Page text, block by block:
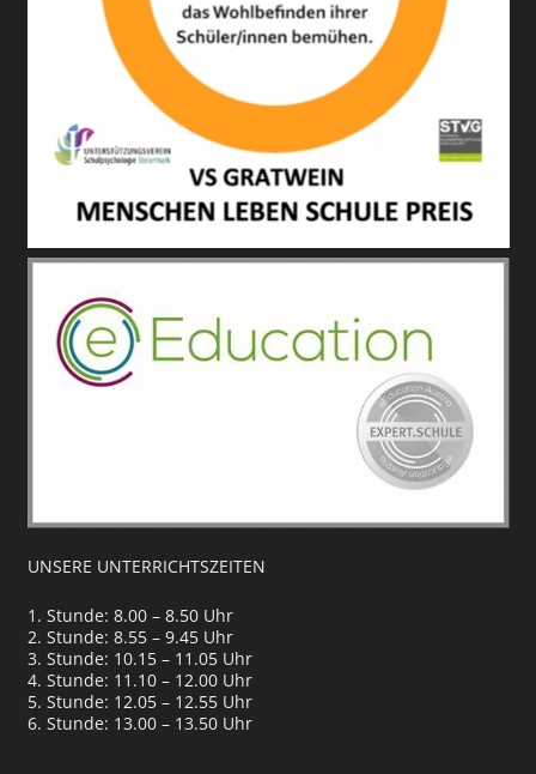
UNSERE UNTERRICHTSZEITEN
1. Stunde: 8.00 – 8.50 Uhr
2. Stunde: 8.55 – 9.45 Uhr
3. Stunde: 10.15 – 11.05 Uhr
4. Stunde: 11.10 – 12.00 Uhr
5. Stunde: 12.05 – 12.55 Uhr
6. Stunde: 13.00 – 13.50 Uhr